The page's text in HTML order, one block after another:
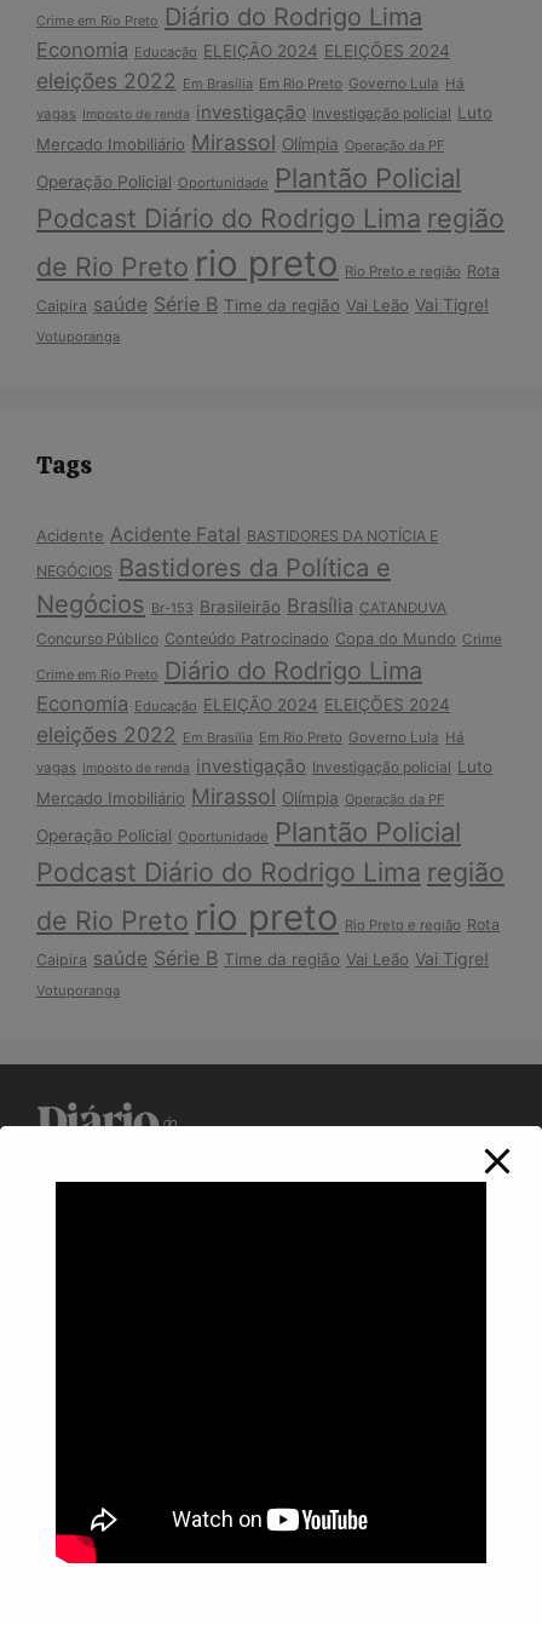
Crime em Rio Preto Diário do Rodrigo Lima
Economia Educação ELEIÇÃO 2024 ELEIÇÕES 2024
eleições 2022 Em Brasília Em Rio Preto Governo Lula Há
vagas Imposto de renda investigação Investigação policial Luto
Mercado Imobiliário Mirassol Olímpia Operação da PF
Operação Policial Oportunidade Plantão Policial
Podcast Diário do Rodrigo Lima região
de Rio Preto rio preto Rio Preto e região Rota
Caipira saúde Série B Time da região Vai Leão Vai Tigre!
Votuporanga
Tags
Acidente Acidente Fatal BASTIDORES DA NOTÍCIA E
NEGÓCIOS Bastidores da Política e
Negócios Br-153 Brasileirão Brasília CATANDUVA
Concurso Público Conteúdo Patrocinado Copa do Mundo Crime
Crime em Rio Preto Diário do Rodrigo Lima
Economia Educação ELEIÇÃO 2024 ELEIÇÕES 2024
eleições 2022 Em Brasília Em Rio Preto Governo Lula Há
vagas Imposto de renda investigação Investigação policial Luto
Mercado Imobiliário Mirassol Olímpia Operação da PF
Operação Policial Oportunidade Plantão Policial
Podcast Diário do Rodrigo Lima região
de Rio Preto rio preto Rio Preto e região Rota
Caipira saúde Série B Time da região Vai Leão Vai Tigre!
Votuporanga
WhatsApp: (17) 99268-0565